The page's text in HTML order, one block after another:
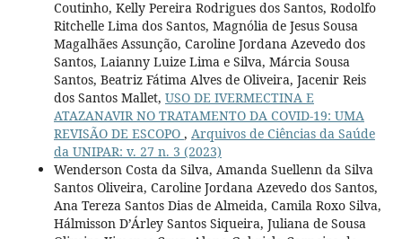
Coutinho, Kelly Pereira Rodrigues dos Santos, Rodolfo
Ritchelle Lima dos Santos, Magnólia de Jesus Sousa
Magalhães Assunção, Caroline Jordana Azevedo dos
Santos, Laianny Luize Lima e Silva, Márcia Sousa
Santos, Beatriz Fátima Alves de Oliveira, Jacenir Reis
dos Santos Mallet, USO DE IVERMECTINA E
ATAZANAVIR NO TRATAMENTO DA COVID-19: UMA
REVISÃO DE ESCOPO , Arquivos de Ciências da Saúde
da UNIPAR: v. 27 n. 3 (2023)
Wenderson Costa da Silva, Amanda Suellenn da Silva
Santos Oliveira, Caroline Jordana Azevedo dos Santos,
Ana Tereza Santos Dias de Almeida, Camila Roxo Silva,
Hálmisson D’Árley Santos Siqueira, Juliana de Sousa